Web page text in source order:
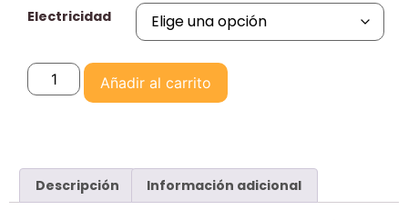
Electricidad
Añadir al carrito
Descripción Información adicional